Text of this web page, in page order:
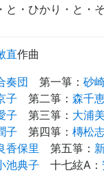
と・ひかり・と・
直作曲
奏団
第一箏 ： 砂
子
第二箏 ： 森千
子
第三箏 ： 大浦
子
第四箏 ： 槫松
香保里
第五箏 ：
池典子 十七絃A ：